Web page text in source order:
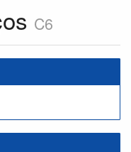
C6